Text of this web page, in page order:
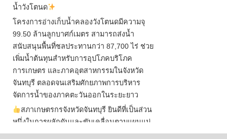
น้ำวังโตนด
โครงการอ่างเก็บน้ำคลองวังโตนดมีความจุ
99.50 ล้านลูกบาศก์เมตร สามารถส่งน้ำ
สนับสนุนพื้นที่ชลประทานกว่า 87,700 ไร่ ช่วย
เพิ่มน้ำต้นทุนสำหรับการอุปโภคบริโภค
การเกษตร และภาคอุตสาหกรรมในจังหวัด
จันทบุรี ตลอดจนเสริมศักยภาพการบริหาร
จัดการน้ำของภาคตะวันออกในระยะยาว
สภาเกษตรกรจังหวัดจันทบุรี ยินดีที่เป็นส่วน
หนึ่งในการผลักดันและขับเคลื่อนตามแผนแม่
บทเพื่อพั ...See More